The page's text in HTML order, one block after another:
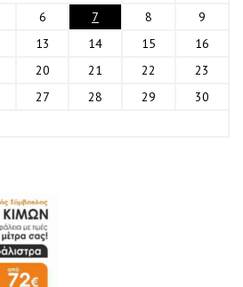
6 7 8
9
13 14 15
16
20 21 22
23
27 28 29
30